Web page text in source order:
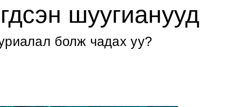
шуугианууд
болж чадах уу?